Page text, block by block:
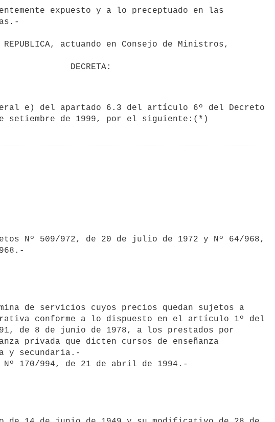
expuesto y a lo preceptuado en las
REPUBLICA, actuando en Consejo de Ministros,
conforme a lo dispuesto en el artículo 1º del
de 8 de junio de 1978, a los prestados por
privada que dicten cursos de enseñanza
y secundaria.-